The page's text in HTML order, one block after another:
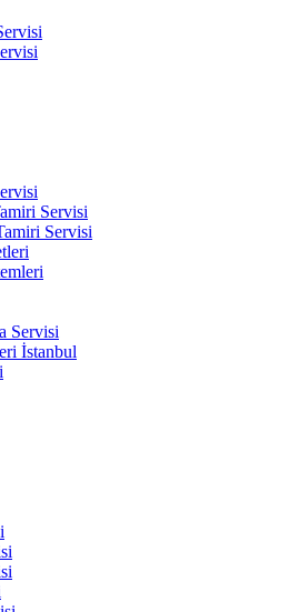
Servisi
Servisi
Servisi
İstanbul